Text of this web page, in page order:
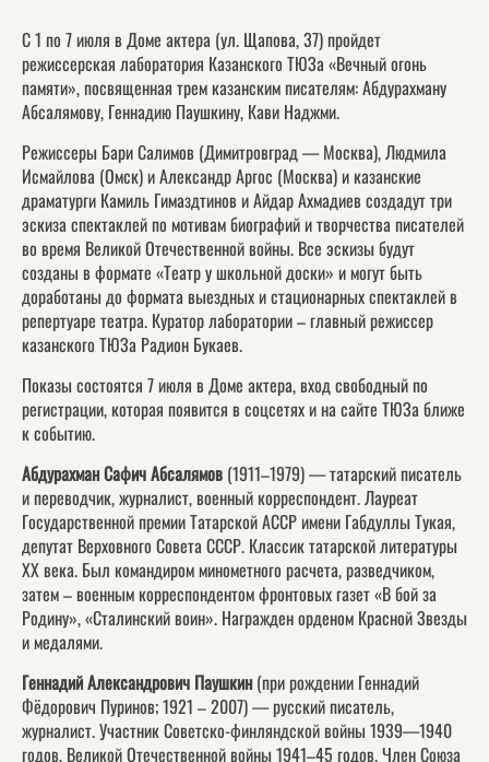
С 1 по 7 июля в Доме актера (ул. Щапова, 37) пройдет
режиссерская лаборатория Казанского ТЮЗа «Вечный огонь
памяти», посвященная трем казанским писателям: Абдурахману
Абсалямову, Геннадию Паушкину, Кави Наджми.
Режиссеры Бари Салимов (Димитровград — Москва), Людмила
Исмайлова (Омск) и Александр Аргос (Москва) и казанские
драматурги Камиль Гимаздтинов и Айдар Ахмадиев создадут три
эскиза спектаклей по мотивам биографий и творчества писателей
во время Великой Отечественной войны. Все эскизы будут
созданы в формате «Театр у школьной доски» и могут быть
доработаны до формата выездных и стационарных спектаклей в
репертуаре театра. Куратор лаборатории – главный режиссер
казанского ТЮЗа Радион Букаев.
Показы состоятся 7 июля в Доме актера, вход свободный по
регистрации, которая появится в соцсетях и на сайте ТЮЗа ближе
к событию.
Абдурахман Сафич Абсалямов (1911–1979) — татарский писатель
и переводчик, журналист, военный корреспондент. Лауреат
Государственной премии Татарской АССР имени Габдуллы Тукая,
депутат Верховного Совета СССР. Классик татарской литературы
ХХ века. Был командиром минометного расчета, разведчиком,
затем – военным корреспондентом фронтовых газет «В бой за
Родину», «Сталинский воин». Награжден орденом Красной Звезды
и медалями.
Геннадий Александрович Паушкин(при рождении Геннадий
Фёдорович Пуринов; 1921 – 2007) — русский писатель,
журналист. Участник Советско-финляндской войны 1939—1940
годов, Великой Отечественной войны 1941–45 годов. Член Союза